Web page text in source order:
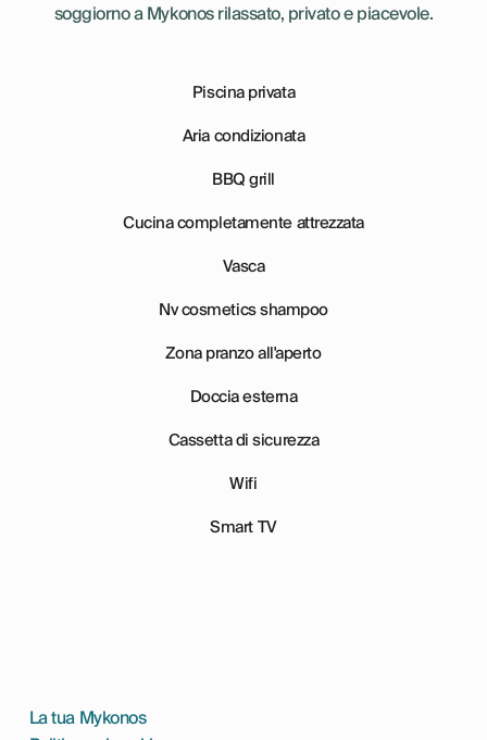
soggiorno a Mykonos rilassato, privato e piacevole.
Piscina privata
Aria condizionata
BBQ grill
Cucina completamente attrezzata
Vasca
Nv cosmetics shampoo
Zona pranzo all'aperto
Doccia esterna
Cassetta di sicurezza
Wifi
Smart TV
La tua Mykonos